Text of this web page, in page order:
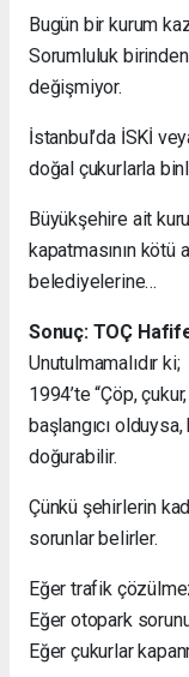
Bugün bir kurum
Sorumluluk
değişmiyor.
İstanbul’da İSKİ
doğal çukurlarla
Büyükşehire ait
kapatmasının kötü
belediyelerine…
Sonuç: TOÇ
Unutulmamalıdır ki;
1994’te “Çöp,
başlangıcı
doğurabilir.
Çünkü şehirlerin
sorunlar belirler.
Eğer trafik
Eğer otopark
Eğer çukurlar